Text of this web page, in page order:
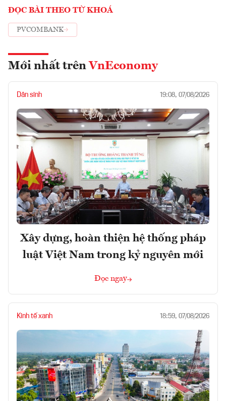
ĐỌC BÀI THEO TỪ KHOÁ
PVCOMBANK
Mới nhất trên VnEconomy
Dân sinh 19:08, 07/08/2026
Xây dựng, hoàn thiện hệ thống pháp
luật Việt Nam trong kỷ nguyên mới
Đọc ngay
Kinh tế xanh 18:59, 07/08/2026